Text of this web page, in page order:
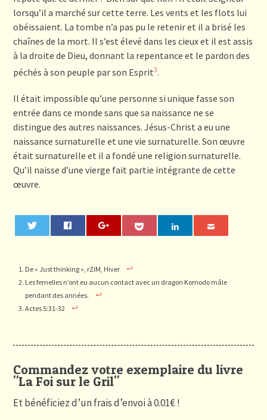
lorsqu’il a marché sur cette terre. Les vents et les flots lui
obéissaient. La tombe n’a pas pu le retenir et il a brisé les
chaînes de la mort. Il s’est élevé dans les cieux et il est assis
à la droite de Dieu, donnant la repentance et le pardon des
péchés à son peuple par son Esprit3.
Il était impossible qu’une personne si unique fasse son
entrée dans ce monde sans que sa naissance ne se
distingue des autres naissances. Jésus-Christ a eu une
naissance surnaturelle et une vie surnaturelle. Son œuvre
était surnaturelle et il a fondé une religion surnaturelle.
Qu’il naisse d’une vierge fait partie intégrante de cette
œuvre.
De « Just thinking », rZiM, Hiver
Les femelles n’ont eu aucun contact avec un dragon Komodo mâle
pendant des années.
Actes 5:31-32
Commandez votre exemplaire du livre
"La Foi sur le Gril"
Et bénéficiez d’un frais d’envoi à 0.01€ !